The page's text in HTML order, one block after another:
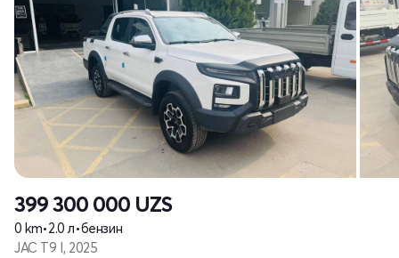
399 300 000 UZS
0 km•2.0 л•бензин
JAC T9 I, 2025